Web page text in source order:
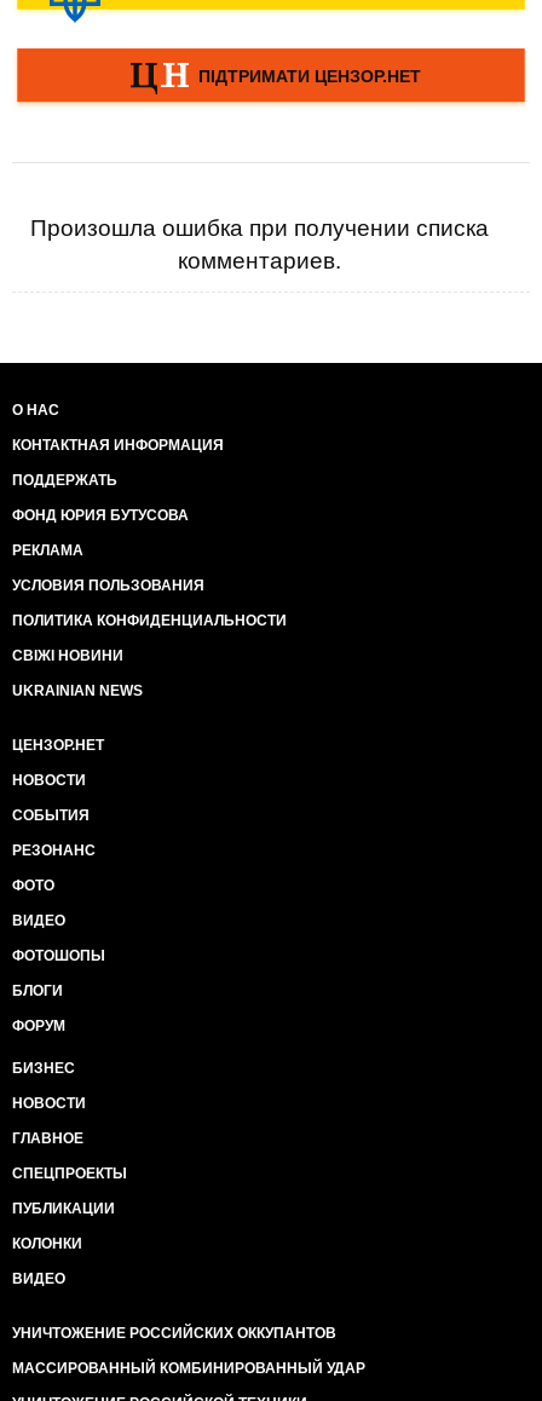
Произошла ошибка при получении списка
комментариев.
О НАС
КОНТАКТНАЯ ИНФОРМАЦИЯ
ПОДДЕРЖАТЬ
ФОНД ЮРИЯ БУТУСОВА
РЕКЛАМА
УСЛОВИЯ ПОЛЬЗОВАНИЯ
ПОЛИТИКА КОНФИДЕНЦИАЛЬНОСТИ
СВІЖІ НОВИНИ
UKRAINIAN NEWS
ЦЕНЗОР.НЕТ
НОВОСТИ
СОБЫТИЯ
РЕЗОНАНС
ФОТО
ВИДЕО
ФОТОШОПЫ
БЛОГИ
ФОРУМ
БИЗНЕС
НОВОСТИ
ГЛАВНОЕ
СПЕЦПРОЕКТЫ
ПУБЛИКАЦИИ
КОЛОНКИ
ВИДЕО
УНИЧТОЖЕНИЕ РОССИЙСКИХ ОККУПАНТОВ
МАССИРОВАННЫЙ КОМБИНИРОВАННЫЙ УДАР